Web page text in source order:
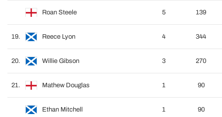
Roan Steele 5 139
19. Reece Lyon 4 344
20. Willie Gibson 3 270
21. Mathew Douglas 1 90
Ethan Mitchell 1 90